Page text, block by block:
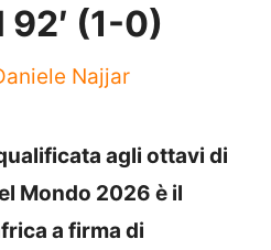
(1-0)
Najjar
agli ottavi di
Mondo 2026 è il
a firma di